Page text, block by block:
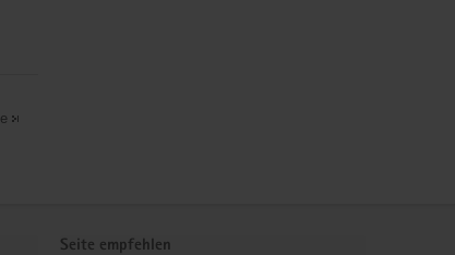
Seite empfehlen